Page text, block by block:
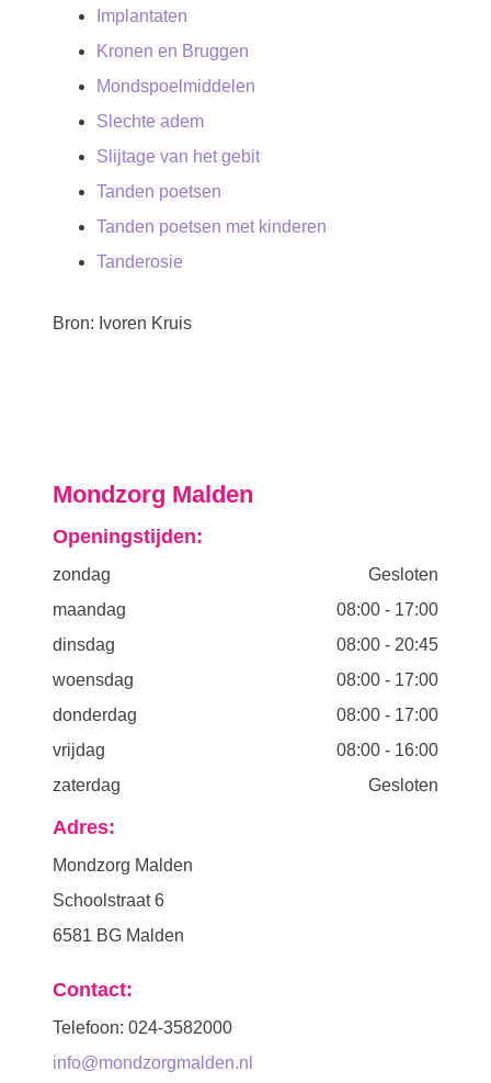
Implantaten
Kronen en Bruggen
Mondspoelmiddelen
Slechte adem
Slijtage van het gebit
Tanden poetsen
Tanden poetsen met kinderen
Tanderosie
Bron: Ivoren Kruis
Mondzorg Malden
Openingstijden:
zondag
Gesloten
maandag
08:00 - 17:00
dinsdag
08:00 -20:45
woensdag
08:00 - 17:00
donderdag
08:00 - 17:00
vrijdag
08:00 - 16:00
zaterdag
Gesloten
Adres:
Mondzorg Malden
Schoolstraat 6
6581 BG Malden
Contact:
Telefoon: 024-3582000
info@mondzorgmalden.nl